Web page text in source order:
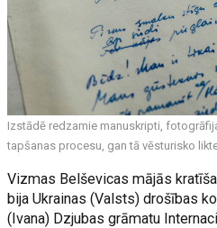
Izstādē redzamie manuskripti,
tapšanas procesu, gan tā vēsturisko
Vizmas Belševicas mājās
bija Ukrainas (Valsts) drošības
(Ivana) Dzjubas grāmatu